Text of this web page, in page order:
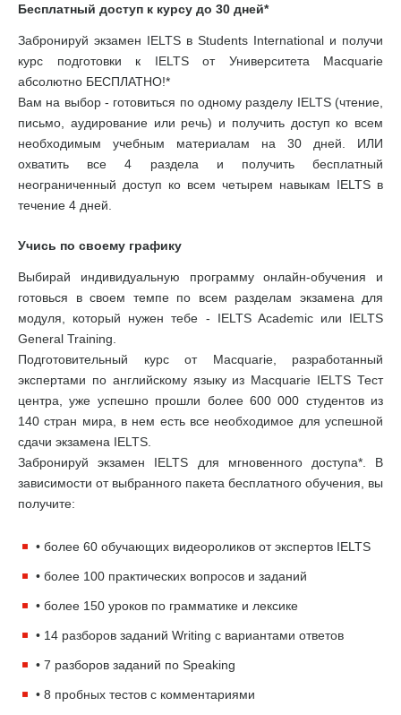
Бесплатный доступ к курсу до 30 дней*
Забронируй экзамен IELTS в Students International и получи
курс подготовки к IELTS от Университета Macquarie
абсолютно БЕСПЛАТНО!*
Вам на выбор - готовиться по одному разделу IELTS (чтение,
письмо, аудирование или речь) и получить доступ ко всем
необходимым учебным материалам на 30 дней. ИЛИ
охватить все 4 раздела и получить бесплатный
неограниченный доступ ко всем четырем навыкам IELTS в
течение 4 дней.
Учись по своему графику
Выбирай индивидуальную программу онлайн-обучения и
готовься в своем темпе по всем разделам экзамена для
модуля, который нужен тебе - IELTS Academic или IELTS
General Training.
Подготовительный курс от Macquarie, разработанный
экспертами по английскому языку из Macquarie IELTS Тест
центра, уже успешно прошли более 600 000 студентов из
140 стран мира, в нем есть все необходимое для успешной
сдачи экзамена IELTS.
Забронируй экзамен IELTS для мгновенного доступа*. В
зависимости от выбранного пакета бесплатного обучения, вы
получите:
• более 60 обучающих видеороликов от экспертов IELTS
• более 100 практических вопросов и заданий
• более 150 уроков по грамматике и лексике
• 14 разборов заданий Writing с вариантами ответов
• 7 разборов заданий по Speaking
• 8 пробных тестов с комментариями